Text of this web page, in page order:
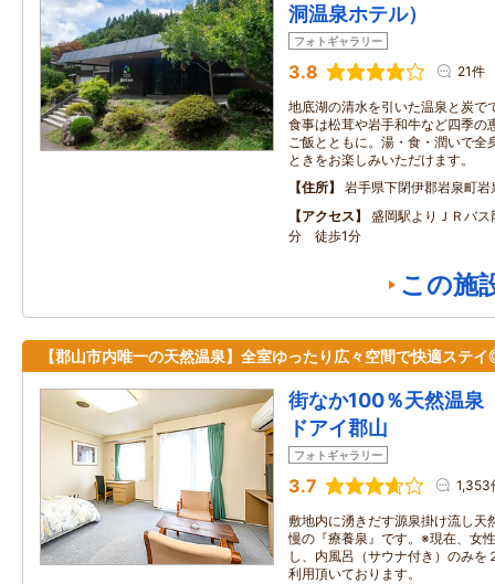
洞温泉ホテル）
フォトギャラリー
3.8 21件
地底湖の清水を引いた温泉と炭で
食事は松茸や岩手和牛など四季の
ご飯とともに。湯・食・潤いで全
ときをお楽しみいただけます。
住所
岩手県下閉伊郡岩泉町岩
アクセス
盛岡駅よりＪＲバ
分 徒歩1分
この施
【郡山市内唯一の天然温泉】全室ゆったり広々空間で快適ステ
街なか100％天然温
ドアイ郡山
フォトギャラリー
3.7 1,353
敷地内に湧きだす源泉掛け流し天
慢の『療養泉』です。※現在、女
し、内風呂（サウナ付き）のみを
利用頂いております。